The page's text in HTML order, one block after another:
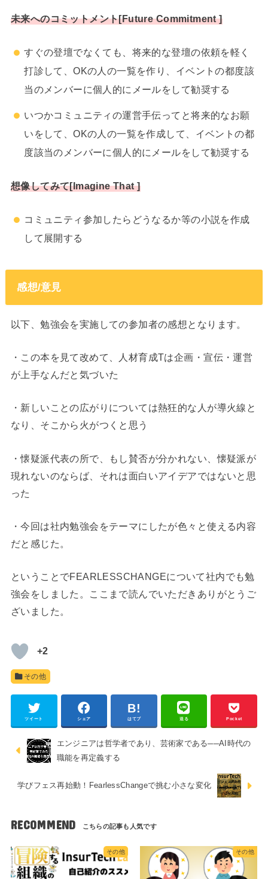
未来へのコミットメント[Future Commitment ]
すぐの登壇でなくても、将来的な登壇の依頼を軽く
打診して、OKの人の一覧を作り、イベントの都度該
当のメンバーに個人的にメールをして勧奨する
いつかコミュニティの運営手伝ってと将来的なお願
いをして、OKの人の一覧を作成して、イベントの都
度該当のメンバーに個人的にメールをして勧奨する
想像してみて[Imagine That ]
コミュニティ参加したらどうなるか等の小説を作成
して展開する
感想/意見
以下、勉強会を実施しての参加者の感想となります。
・この本を見て改めて、人材育成Tは企画・宣伝・運営
が上手なんだと気づいた
・新しいことの広がりについては熱狂的な人が導火線と
なり、そこから火がつくと思う
・懐疑派代表の所で、もし賛否が分かれない、懐疑派が
現れないのならば、それは面白いアイデアではないと思
った
・今回は社内勉強会をテーマにしたが色々と使える内容
だと感じた。
ということでFEARLESSCHANGEについて社内でも勉
強会をしました。ここまで読んでいただきありがとうご
ざいました。
+2
その他
ツイート シェア はてブ 送る Pocket
エンジニアは哲学者であり、芸術家である──AI時代の
職能を再定義する
学びフェス再始動！FearlessChangeで挑む小さな変化
RECOMMEND
その他 その他